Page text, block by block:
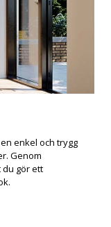
enkel och trygg
Genom
gör ett